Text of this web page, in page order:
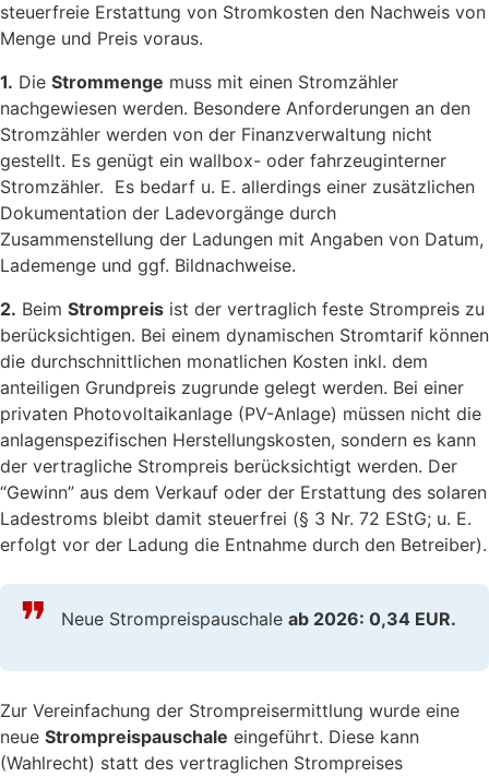
steuerfreie Erstattung von Stromkosten den Nachweis von
Menge und Preis voraus.
1. Die Strommenge muss mit einen Stromzähler
nachgewiesen werden. Besondere Anforderungen an den
Stromzähler werden von der Finanzverwaltung nicht
gestellt. Es genügt ein wallbox- oder fahrzeuginterner
Stromzähler. Es bedarf u. E. allerdings einer zusätzlichen
Dokumentation der Ladevorgänge durch
Zusammenstellung der Ladungen mit Angaben von Datum,
Lademenge und ggf. Bildnachweise.
2. Beim Strompreis ist der vertraglich feste Strompreis zu
berücksichtigen. Bei einem dynamischen Stromtarif können
die durchschnittlichen monatlichen Kosten inkl. dem
anteiligen Grundpreis zugrunde gelegt werden. Bei einer
privaten Photovoltaikanlage (PV-Anlage) müssen nicht die
anlagenspezifischen Herstellungskosten, sondern es kann
der vertragliche Strompreis berücksichtigt werden. Der
“Gewinn” aus dem Verkauf oder der Erstattung des solaren
Ladestroms bleibt damit steuerfrei (§ 3 Nr. 72 EStG; u. E.
erfolgt vor der Ladung die Entnahme durch den Betreiber).
Neue Strompreispauschale ab 2026: 0,34 EUR.
Zur Vereinfachung der Strompreisermittlung wurde eine
neue Strompreispauschale eingeführt. Diese kann
(Wahlrecht) statt des vertraglichen Strompreises